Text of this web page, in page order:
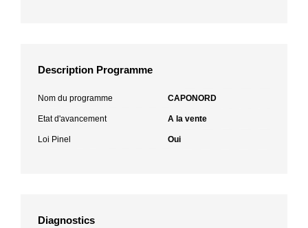
Description Programme
Nom du programme CAPONORD
Etat d'avancement A la vente
Loi Pinel Oui
Diagnostics